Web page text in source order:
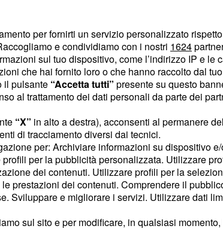
per
i pensieri
giusto.
Urano e
meglio,
una
per fornirti un servizio personalizzato
e condividiamo con i nostri 1624
sul tuo dispositivo, come l’indirizzo IP e le
che hai fornito loro o che hanno raccolto dal
il pulsante “Accetta tutti” presente su questo
al trattamento dei dati personali da parte dei
“X” in alto a destra), acconsenti al permanere
di tracciamento diversi dai tecnici.
per: Archiviare informazioni su dispositivo
per la pubblicità personalizzata. Utilizzare
dei contenuti. Utilizzare profili per la
prestazioni dei contenuti. Comprendere il
Sviluppare e migliorare i servizi. Utilizzare dati
sul sito e per modificare, in qualsiasi